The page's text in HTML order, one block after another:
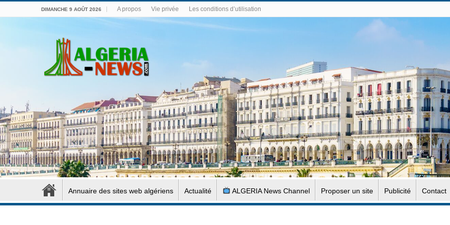
DIMANCHE 9 AOÛT 2026 A propos Vie privée Les conditions d’utilisation
Annuaire des sites web algériens Actualité ALGERIA News Channel Proposer un site Publicité Contact